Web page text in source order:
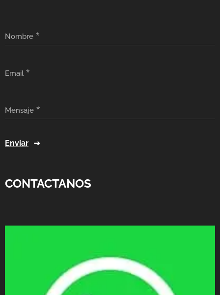
Nombre
Email
Mensaje
Enviar
CONTACTANOS